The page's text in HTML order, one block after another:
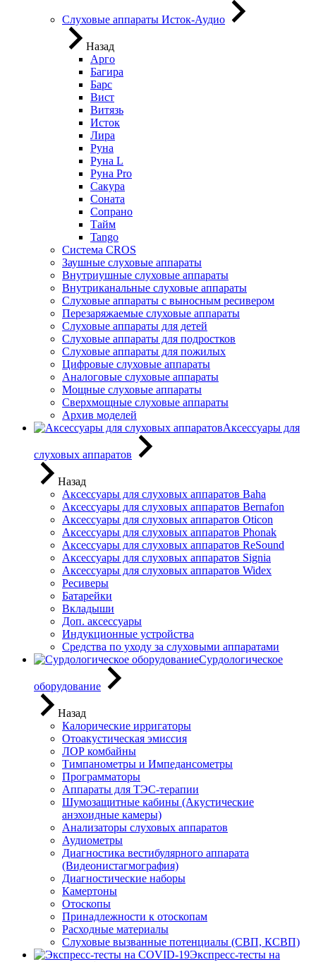
Слуховые аппараты Исток-Аудио
Назад
Арго
Багира
Барс
Вист
Витязь
Исток
Лира
Руна
Руна L
Руна Pro
Сакура
Соната
Сопрано
Тайм
Tango
Система CROS
Заушные слуховые аппараты
Внутриушные слуховые аппараты
Внутриканальные слуховые аппараты
Слуховые аппараты с выносным ресивером
Перезаряжаемые слуховые аппараты
Слуховые аппараты для детей
Слуховые аппараты для подростков
Слуховые аппараты для пожилых
Цифровые слуховые аппараты
Аналоговые слуховые аппараты
Мощные слуховые аппараты
Сверхмощные слуховые аппараты
Архив моделей
Аксессуары для
слуховых аппаратов
Назад
Аксессуары для слуховых аппаратов Baha
Аксессуары для слуховых аппаратов Bernafon
Аксессуары для слуховых аппаратов Oticon
Аксессуары для слуховых аппаратов Phonak
Аксессуары для слуховых аппаратов ReSound
Аксессуары для слуховых аппаратов Signia
Аксессуары для слуховых аппаратов Widex
Ресиверы
Батарейки
Вкладыши
Доп. аксессуары
Индукционные устройства
Средства по уходу за слуховыми аппаратами
Сурдологическое
оборудование
Назад
Калорические ирригаторы
Отоакустическая эмиссия
ЛОР комбайны
Тимпанометры и Импедансометры
Программаторы
Аппараты для ТЭС-терапии
Шумозащитные кабины (Акустические
анэхоидные камеры)
Анализаторы слуховых аппаратов
Аудиометры
Диагностика вестибулярного аппарата
(Видеонистагмография)
Диагностические наборы
Камертоны
Отоскопы
Принадлежности к отоскопам
Расходные материалы
Слуховые вызванные потенциалы (СВП, КСВП)
Экспресс-тесты на